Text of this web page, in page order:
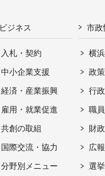
ビジネス
入札・契約
中小企業支援
経済・産業振興
雇用・就業促進
共創の取組
国際交流・協力
分野別メニュー
市政
横
政
行
職
財
広
選挙